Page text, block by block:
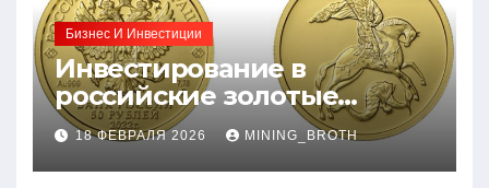
Бизнес И Инвестиции
Инвестирование в
российские золотые
монеты: подробное
руководство
18 ФЕВРАЛЯ 2026 MINING_BROTH